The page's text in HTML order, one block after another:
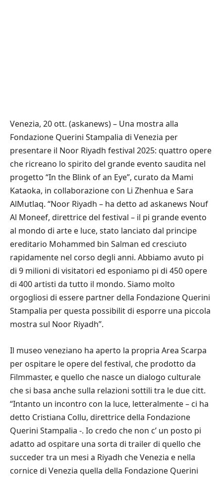
Venezia, 20 ott. (askanews) – Una mostra alla
Fondazione Querini Stampalia di Venezia per
presentare il Noor Riyadh festival 2025: quattro opere
che ricreano lo spirito del grande evento saudita nel
progetto “In the Blink of an Eye”, curato da Mami
Kataoka, in collaborazione con Li Zhenhua e Sara
AlMutlaq. “Noor Riyadh – ha detto ad askanews Nouf
Al Moneef, direttrice del festival – il pi grande evento
al mondo di arte e luce, stato lanciato dal principe
ereditario Mohammed bin Salman ed cresciuto
rapidamente nel corso degli anni. Abbiamo avuto pi
di 9 milioni di visitatori ed esponiamo pi di 450 opere
di 400 artisti da tutto il mondo. Siamo molto
orgogliosi di essere partner della Fondazione Querini
Stampalia per questa possibilit di esporre una piccola
mostra sul Noor Riyadh”.
Il museo veneziano ha aperto la propria Area Scarpa
per ospitare le opere del festival, che prodotto da
Filmmaster, e quello che nasce un dialogo culturale
che si basa anche sulla relazioni sottili tra le due citt.
“Intanto un incontro con la luce, letteralmente – ci ha
detto Cristiana Collu, direttrice della Fondazione
Querini Stampalia -. Io credo che non c’ un posto pi
adatto ad ospitare una sorta di trailer di quello che
succeder tra un mesi a Riyadh che Venezia e nella
cornice di Venezia quella della Fondazione Querini